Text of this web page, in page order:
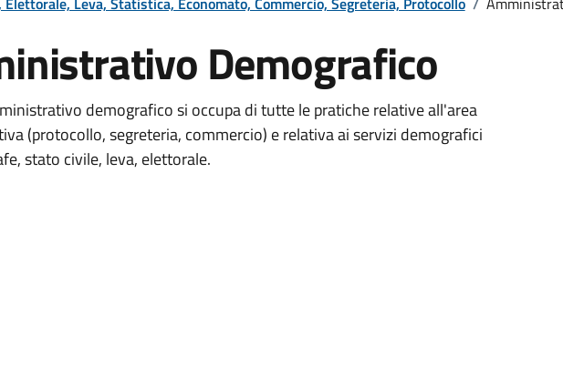
Demografico
demografico si occupa di tutte le pratiche relative all'area
(protocollo, segreteria, commercio) e relativa ai servizi demografici
stato civile, leva, elettorale.